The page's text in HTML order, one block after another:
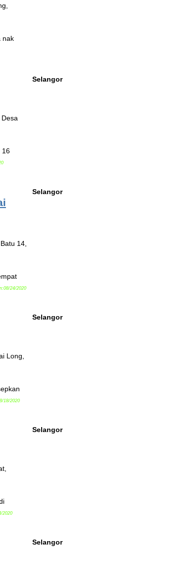
nak
Desa
16
Selangor
14,
24/2020
Selangor
Long,
18/2020
Selangor
2020
Selangor
Selangor